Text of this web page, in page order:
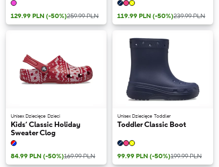
129.99 PLN (-50%)259.99 PLN 119.99 PLN (-50%)239.99 PLN
Unisex Dziecięce Dzieci
Kids’ Classic Holiday
Sweater Clog
84.99 PLN (-50%)169.99 PLN
Unisex Dziecięce Toddler
Toddler Classic Boot
99.99 PLN (-50%)199.99 PLN